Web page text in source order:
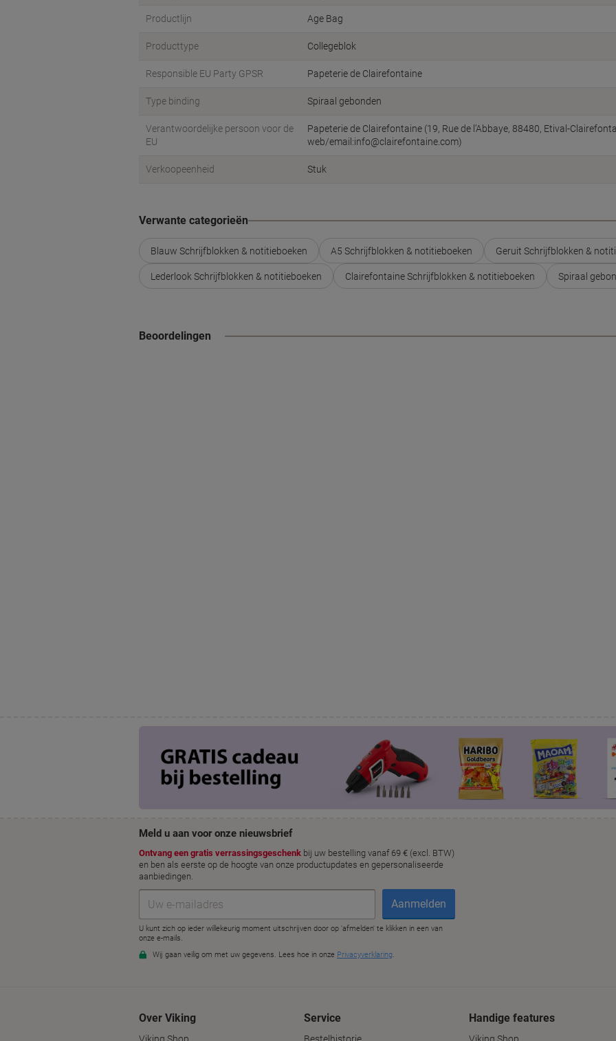
Productlijn Age Bag
Producttype Collegeblok
Responsible EU Party GPSR Papeterie de Clairefontaine
Type binding Spiraal gebonden
Verantwoordelijke persoon voor de
EU
Papeterie de Clairefontaine (19, Rue de l’Abbaye, 88480, Etival-
web/email:info@clairefontaine.com)
Verkoopeenheid Stuk
Verwante categorieën
Blauw Schrijfblokken & notitieboeken A5 Schrijfblokken & notitieboeken Geruit Schrijfblokken &
Lederlook Schrijfblokken & notitieboeken Clairefontaine Schrijfblokken & notitieboeken Spiraal
Beoordelingen
Over Viking Service Handige features